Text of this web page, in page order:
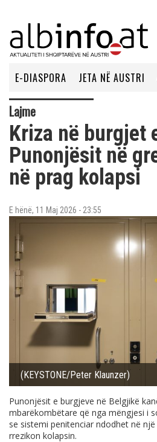
E-DIASPORA JETA NË AUSTRI
Lajme
Kriza në burgjet
Punonjësit në
në prag kolapsi
E hënë, 11 Maj 2026 - 23:55
(KEYSTONE/Peter Klaunzer)
Punonjësit e burgjeve në Belgjikë
mbarëkombëtare që nga mëngjesi i
se sistemi penitenciar ndodhet në
rrezikon kolapsin.